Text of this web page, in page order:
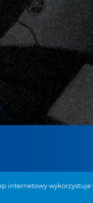
internetowy28-133